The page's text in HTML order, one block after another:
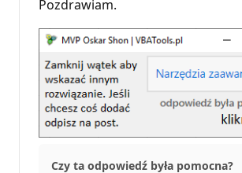
Pozdrawiam.
Czy ta odpowiedź była pomocna?